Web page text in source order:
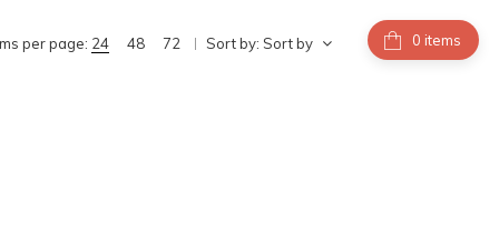
items
per page: 24 48 72 Sort by: Sort by